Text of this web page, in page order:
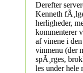
Derefter
Kenneth
herligheder,
kommenterer
af vinene i
vinmenu (der
spÃ¸rges,
les under hele